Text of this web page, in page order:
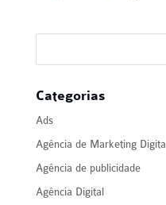
Categorias
Ads
Agência de Marketing Digital
Agência de publicidade
Agência Digital